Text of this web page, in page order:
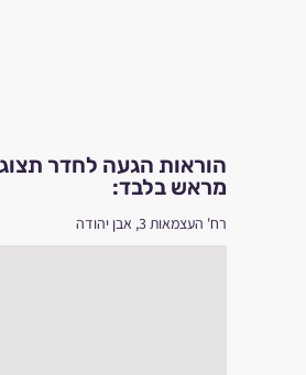
הוראות הגעה לחדר
מראש בלבד:
רח' העצמאות 3, אבן יהודה